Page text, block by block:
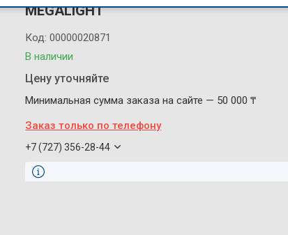
MEGALIGHT
В наличии
Код:00000020871
Цену уточняйте
Минимальная сумма заказа на сайте — 50 000 ₸
Заказ только по телефону
+7 (727) 356-28-44